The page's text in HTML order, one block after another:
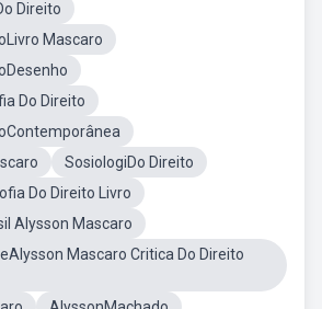
Direito
Mascaro
Do Direito
SosiologiDo Direito
Do Direito Livro
Alysson Mascaro
Mascaro Critica Do Direito